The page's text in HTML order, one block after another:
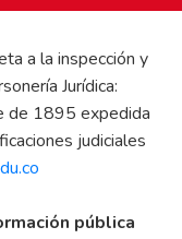
a la inspección y
Jurídica:
de 1895 expedida
judiciales
pública